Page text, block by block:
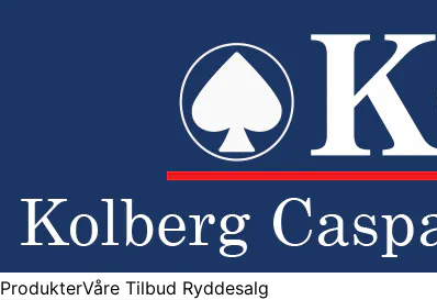
ProdukterVåre Tilbud Ryddesalg